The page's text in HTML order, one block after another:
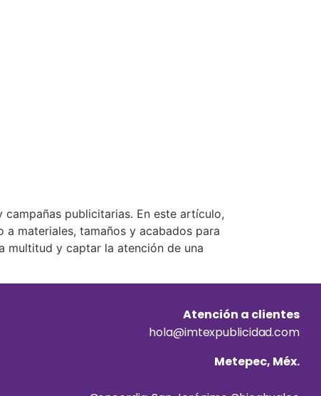
publicitarias. En este artículo,
materiales, tamaños y acabados para
multitud y captar la atención de una
Atención a clientes
hola@imtexpublicidad.com
Metepec, Méx.